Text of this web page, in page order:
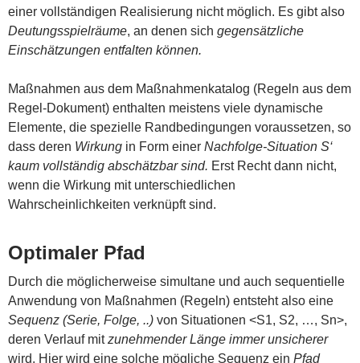
einer vollständigen Realisierung nicht möglich. Es gibt also
Deutungsspielräume, an denen sich gegensätzliche
Einschätzungen entfalten können.
Maßnahmen aus dem Maßnahmenkatalog (Regeln aus dem
Regel-Dokument) enthalten meistens viele dynamische
Elemente, die spezielle Randbedingungen voraussetzen, so
dass deren Wirkung in Form einer Nachfolge-Situation S‘
kaum vollständig abschätzbar sind. Erst Recht dann nicht,
wenn die Wirkung mit unterschiedlichen
Wahrscheinlichkeiten verknüpft sind.
Optimaler Pfad
Durch die möglicherweise simultane und auch sequentielle
Anwendung von Maßnahmen (Regeln) entsteht also eine
Sequenz (Serie, Folge, ..) von Situationen <S1, S2, …, Sn>,
deren Verlauf mitzunehmender Länge immer unsicherer
wird. Hier wird eine solche mögliche Sequenz ein Pfad